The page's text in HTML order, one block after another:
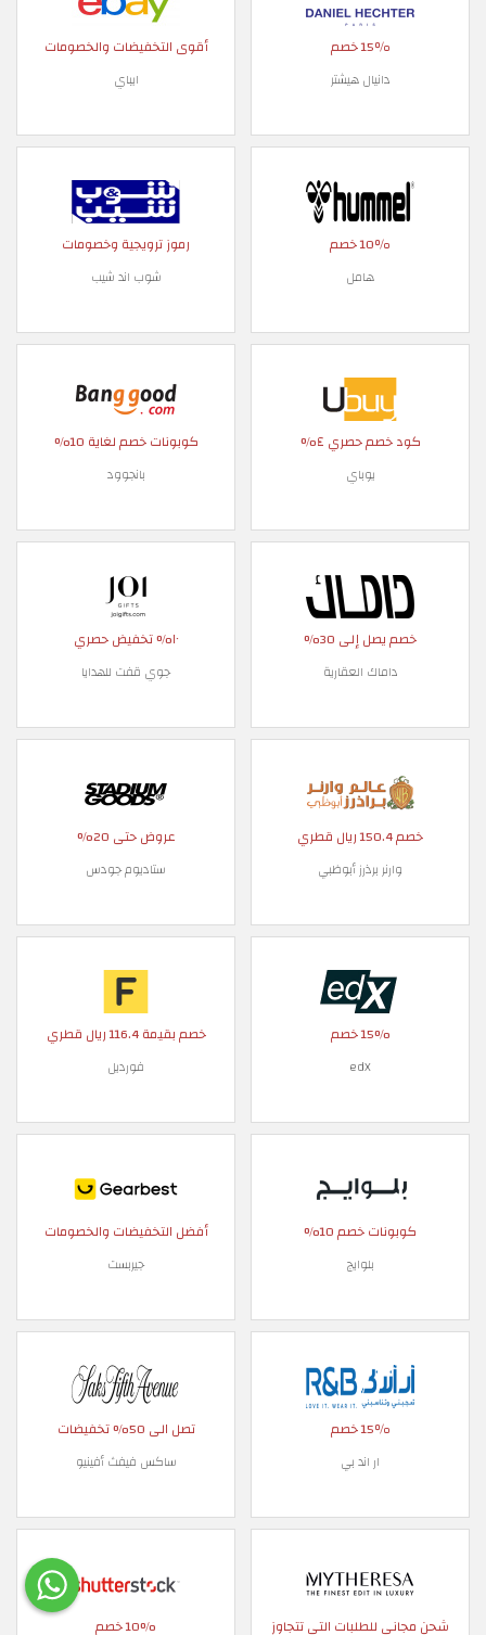
15٪ خصم
دانيال هيشتر
أقوى التخفيضات والخصومات
ايباي
10٪ خصم
هامل
رموز ترويجية وخصومات
شوب اند شيب
كود خصم حصري ٤%
يوباي
كوبونات خصم لغاية 10%
بانجوود
خصم يصل إلى 30%
داماك العقارية
١٠% تخفيض حصري
جوي قفت للهدايا
خصم 150.4 ريال قطري
وارنر برذرز أبوظبي
عروض حتى 20%
ستاديوم جودس
15% خصم
edX
خصم بقيمة 116.4 ريال قطري
فورديل
كوبونات خصم 10%
بلوايج
أفضل التخفيضات والخصومات
جيربست
15٪ خصم
ار اند بي
تصل الى 50% تخفيضات
ساكس فيفث أفينيو
شحن مجاني للطلبات التي تتجاوز 10% خصم